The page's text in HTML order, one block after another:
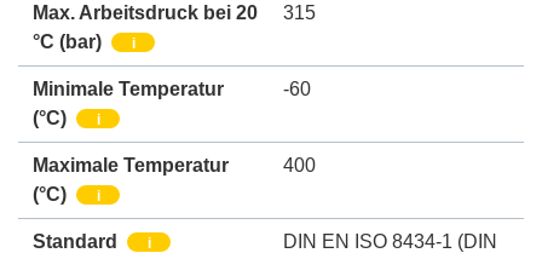
Max. Arbeitsdruck bei 20
°C (bar)
i
315
Minimale Temperatur
(°C)
i
-60
Maximale Temperatur
(°C)
i
400
Standard i
DIN EN ISO 8434-1 (DIN